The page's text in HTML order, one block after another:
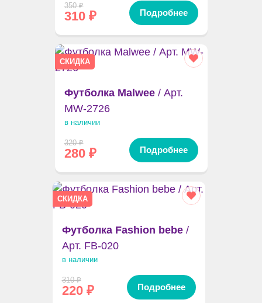
350₽
310₽ Подробнее
СКИДКА
Футболка Malwee/ Арт.
MW-2726
в наличии
320₽
280₽ Подробнее
СКИДКА
Футболка Fashion bebe/
Арт. FB-020
в наличии
310₽
220₽ Подробнее